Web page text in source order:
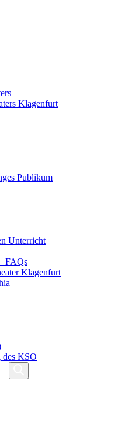
Klagenfurt
Publikum
Unterricht
FAQs
Klagenfurt
des KSO